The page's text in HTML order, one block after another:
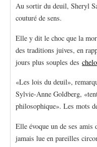
Au sortir du deuil, Sheryl
couturé de sens.
Elle y dit le choc que la
des traditions juives, en
jours plus souples des
«Les lois du deuil»,
Sylvie-Anne Goldberg,
philosophique». Les mots
Elle évoque un de ses
jamais lue en pareilles